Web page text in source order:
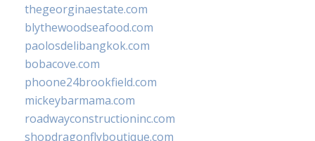
thegeorginaestate.com
blythewoodseafood.com
paolosdelibangkok.com
bobacove.com
phoone24brookfield.com
mickeybarmama.com
roadwayconstructioninc.com
shopdragonflyboutique.com